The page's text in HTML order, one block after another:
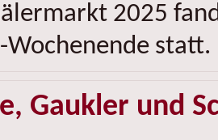
2025
statt.
Gaukler und